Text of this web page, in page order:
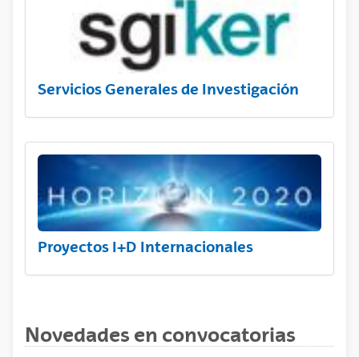
Servicios Generales de Investigación
Proyectos I+D Internacionales
Novedades en convocatorias